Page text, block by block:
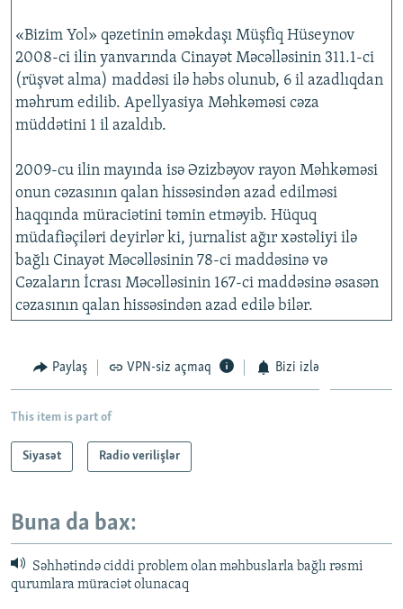
«Bizim Yol» qəzetinin əməkdaşı Müşfiq Hüseynov
2008-ci ilin yanvarında Cinayət Məcəlləsinin 311.1-ci
(rüşvət alma) maddəsi ilə həbs olunub, 6 il azadlıqdan
məhrum edilib. Apellyasiya Məhkəməsi cəza
müddətini 1 il azaldıb.
2009-cu ilin mayında isə Əzizbəyov rayon Məhkəməsi
onun cəzasının qalan hissəsindən azad edilməsi
haqqında müraciətini təmin etməyib. Hüquq
müdafiəçiləri deyirlər ki, jurnalist ağır xəstəliyi ilə
bağlı Cinayət Məcəlləsinin 78-ci maddəsinə və
Cəzaların İcrası Məcəlləsinin 167-ci maddəsinə əsasən
cəzasının qalan hissəsindən azad edilə bilər.
Paylaş VPN-siz açmaq Bizi izlə
This item is part of
Siyasət Radio verilişlər
Buna da bax:
Səhhətində ciddi problem olan məhbuslarla bağlı rəsmi
qurumlara müraciət olunacaq